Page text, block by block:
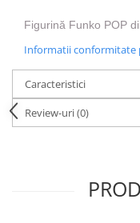
Figurină Funko POP
Informatii conformitate
Caracteristici
Review-uri(0)